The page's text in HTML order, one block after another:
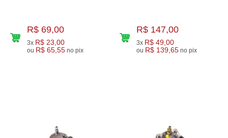
R$ 69,00
3x R$ 23,00
ou R$ 65,55 no pix
R$ 147,00
3x R$ 49,00
ou R$ 139,65 no pix